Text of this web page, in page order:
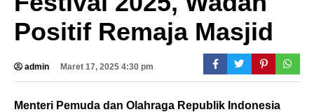
Positif Remaja Masjid
admin Maret 17, 2025 4:30 pm
Menteri Pemuda dan Olahraga Republik Indonesia